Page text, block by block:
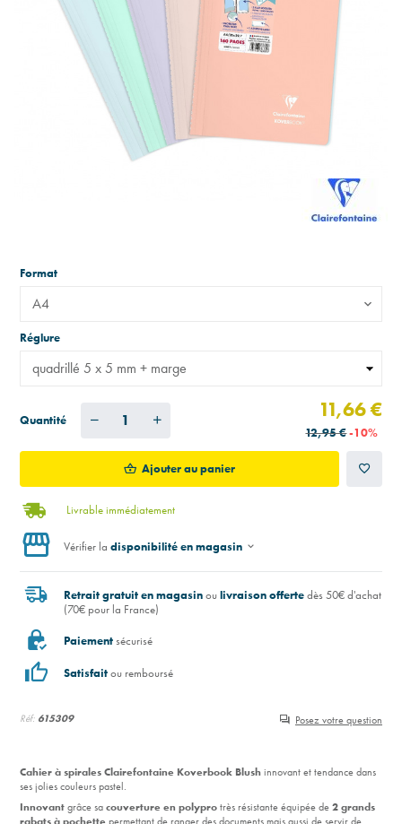
Réf: 615309 Posez votre question
Cahier à spirales Clairefontaine Koverbook Blushinnovant et tendance dans
ses jolies couleurs pastel.
Innovantgrâce sacouverture en polyprotrès résistante équipée de2 grands
Format
A4
Réglure
Quantité 11,66 €
12,95 €-10%
Ajouter au panier
Livrable immédiatement
Vérifier la disponibilité en magasin
Retrait gratuit en magasinoulivraison offertedès 50€ d'achat
(70€ pour la France)
Paiementsécurisé
Satisfaitou remboursé